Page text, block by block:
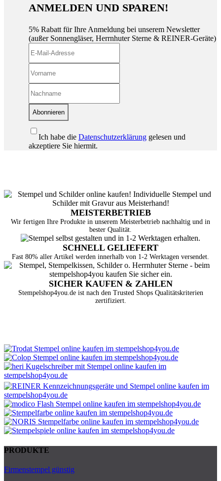
ANMELDEN UND SPAREN!
5% Rabatt für Ihre Anmeldung bei unserem Newsletter
(außer Sonnengläser, Herrnhuter Sterne & REINER-Geräte)
Abonnieren
Ich habe die Datenschutzerklärung gelesen und
akzeptiere Sie hiermit.
MEISTERBETRIEB
Wir fertigen Ihre Produkte in unserem Meisterbetrieb nachhaltig und in
bester Qualität.
SCHNELL GELIEFERT
Fast 80% aller Artikel werden innerhalb von 1-2 Werktagen versendet.
SICHER KAUFEN & ZAHLEN
Stempelshop4you.de ist nach den Trusted Shops Qualitätskriterien
zertifiziert.
PRODUKTE
Firmenstempel günstig